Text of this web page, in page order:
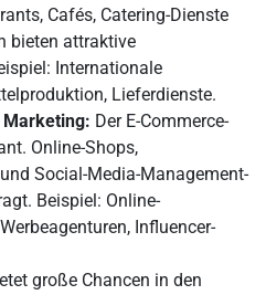
Cafés, Catering-Dienste
bieten attraktive
Internationale
Lieferdienste.
Marketing: Der E-Commerce-
Online-Shops,
Social-Media-Management-
Beispiel: Online-
Influencer-
große Chancen in den